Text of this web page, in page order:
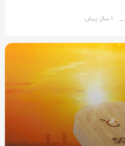
__ 1 سال پیش